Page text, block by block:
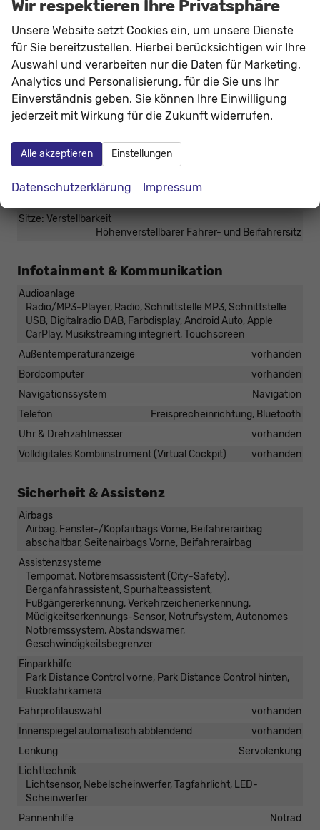
Armlehnen
Mittelarmlehne, Fahrer
Fensterheber
elektrisch 4-fach
Innenraumfilter
vorhanden
Klimatisierung
Klimaautomatik, 2-Zonen-Klimaautomatik
Laderaumabdeckung
vorhanden
Lenkrad
in Leder, höhenverstellbar, mit Multifunktionen, mit
Sitze
Isofix (Kindersitzbefestigung), Rücksitzbank hinten geteilt,
Sitze: Verstellbarkeit
Höhenverstellbarer Fahrer- und Beifahrersitz
Infotainment & Kommunikation
Audioanlage
Radio/MP3-Player, Radio, Schnittstelle MP3, Schnittstelle
USB, Digitalradio DAB, Farbdisplay, Android Auto, Apple
CarPlay, Musikstreaming integriert, Touchscreen
Außentemperaturanzeige
vorhanden
Bordcomputer
vorhanden
Navigationssystem
Navigation
Telefon
Freisprecheinrichtung, Bluetooth
Uhr & Drehzahlmesser
vorhanden
Volldigitales Kombiinstrument (Virtual Cockpit)
vorhanden
Sicherheit & Assistenz
Airbags
Airbag, Fenster-/Kopfairbags Vorne, Beifahrerairbag
abschaltbar, Seitenairbags Vorne, Beifahrerairbag
Assistenzsysteme
Tempomat, Notbremsassistent (City-Safety),
Berganfahrassistent, Spurhalteassistent,
Fußgängererkennung, Verkehrzeichenerkennung,
Müdigkeitserkennungs-Sensor, Notrufsystem, Autonomes
Notbremssystem, Abstandswarner,
Geschwindigkeitsbegrenzer
Einparkhilfe
Park Distance Control vorne, Park Distance Control hinten,
Rückfahrkamera
Fahrprofilauswahl
vorhanden
Innenspiegel automatisch abblendend
vorhanden
Lenkung
Servolenkung
Lichttechnik
Lichtsensor, Nebelscheinwerfer, Tagfahrlicht, LED-
Scheinwerfer
Pannenhilfe
Notrad
Wir respektieren Ihre Privatsphäre
Unsere Website setzt Cookies ein, um unsere Dienste
für Sie bereitzustellen. Hierbei berücksichtigen wir Ihre
Auswahl und verarbeiten nur die Daten für Marketing,
Analytics und Personalisierung, für die Sie uns Ihr
Einverständnis geben. Sie können Ihre Einwilligung
jederzeit mit Wirkung für die Zukunft widerrufen.
Alle akzeptieren Einstellungen
Datenschutzerklärung Impressum